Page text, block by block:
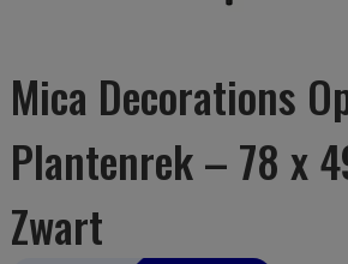
Mica Decorations
Plantenrek – 78 x
Zwart